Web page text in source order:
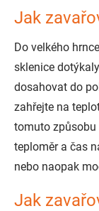
Jak
Do velkého
sklenice
dosahovat do
zahřejte na
tomuto způsobu
teploměr a čas
nebo naopak
Jak